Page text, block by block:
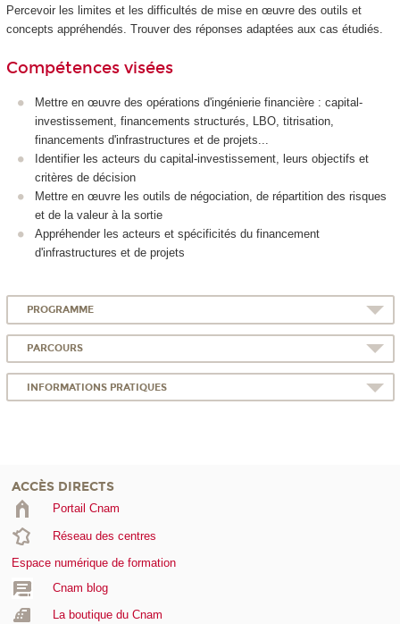
Percevoir les limites et les difficultés de mise en œuvre des outils et
concepts appréhendés. Trouver des réponses adaptées aux cas étudiés.
Compétences visées
Mettre en œuvre des opérations d'ingénierie financière : capital-
investissement, financements structurés, LBO, titrisation,
financements d'infrastructures et de projets...
Identifier les acteurs du capital-investissement, leurs objectifs et
critères de décision
Mettre en œuvre les outils de négociation, de répartition des risques
et de la valeur à la sortie
Appréhender les acteurs et spécificités du financement
d'infrastructures et de projets
PROGRAMME
PARCOURS
INFORMATIONS PRATIQUES
ACCÈS DIRECTS
Portail Cnam
Réseau des centres
Espace numérique de formation
Cnam blog
La boutique du Cnam